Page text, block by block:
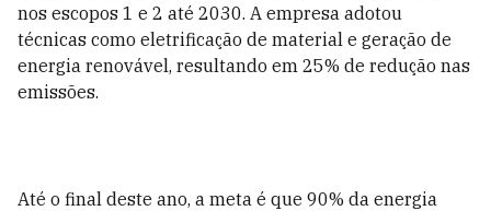
nos escopos 1 e 2 até 2030. A empresa adotou
técnicas como eletrificação de material e geração de
energia renovável, resultando em 25% de redução nas
emissões.
Até o final deste ano, a meta é que 90% da energia